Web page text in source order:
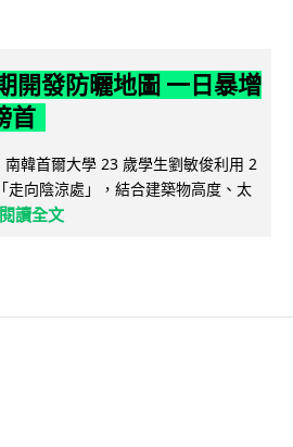
開發防曬地圖 一日暴增
首
南韓首爾大學 23 歲學生劉敏俊利用 2
走向陰涼處」，結合建築物高度、太
閱讀全文